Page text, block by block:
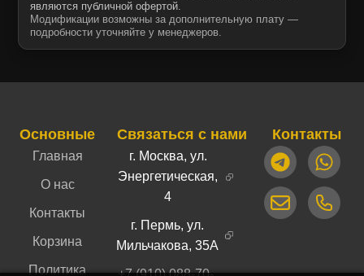
являются публичной офертой.
Модификации возможны за дополнительную плату —
подробности уточняйте у менеджеров.
Основные
Главная
О нас
Контакты
Корзина
Политика
Связаться с нами
г. Москва, ул.
Энергетическая,
4
г. Пермь, ул.
Мильчакова, 35А
Контакты